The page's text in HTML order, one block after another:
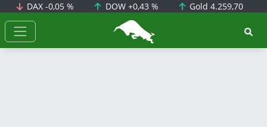
DAX-0,05 % DOW +0,43 % Gold4.259,70
BörsenNEWS.de